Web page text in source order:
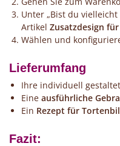
Unter „Bist du
Artikel Zusatzdesign
Wählen und
Lieferumfang
Ihre individuell
Eine ausführliche
Ein Rezept für
Fazit: